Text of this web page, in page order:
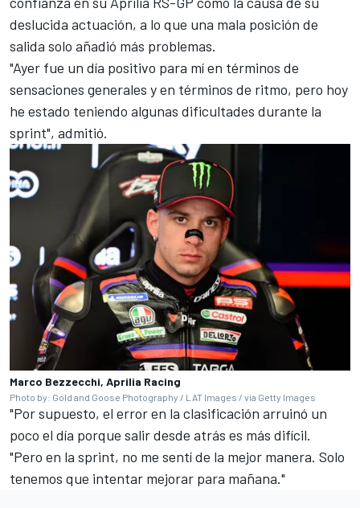
deslucida actuación, a lo que una mala posición de
salida solo añadió más problemas.
"Ayer fue un día positivo para mí en términos de
sensaciones generales y en términos de ritmo, pero hoy
he estado teniendo algunas dificultades durante la
sprint", admitió.
Marco Bezzecchi, Aprilia Racing
Photo by: Gold and Goose Photography / LAT Images / via Getty Images
"Por supuesto, el error en la clasificación arruinó un
poco el día porque salir desde atrás es más difícil.
"Pero en la sprint, no me sentí de la mejor manera. Solo
tenemos que intentar mejorar para mañana."